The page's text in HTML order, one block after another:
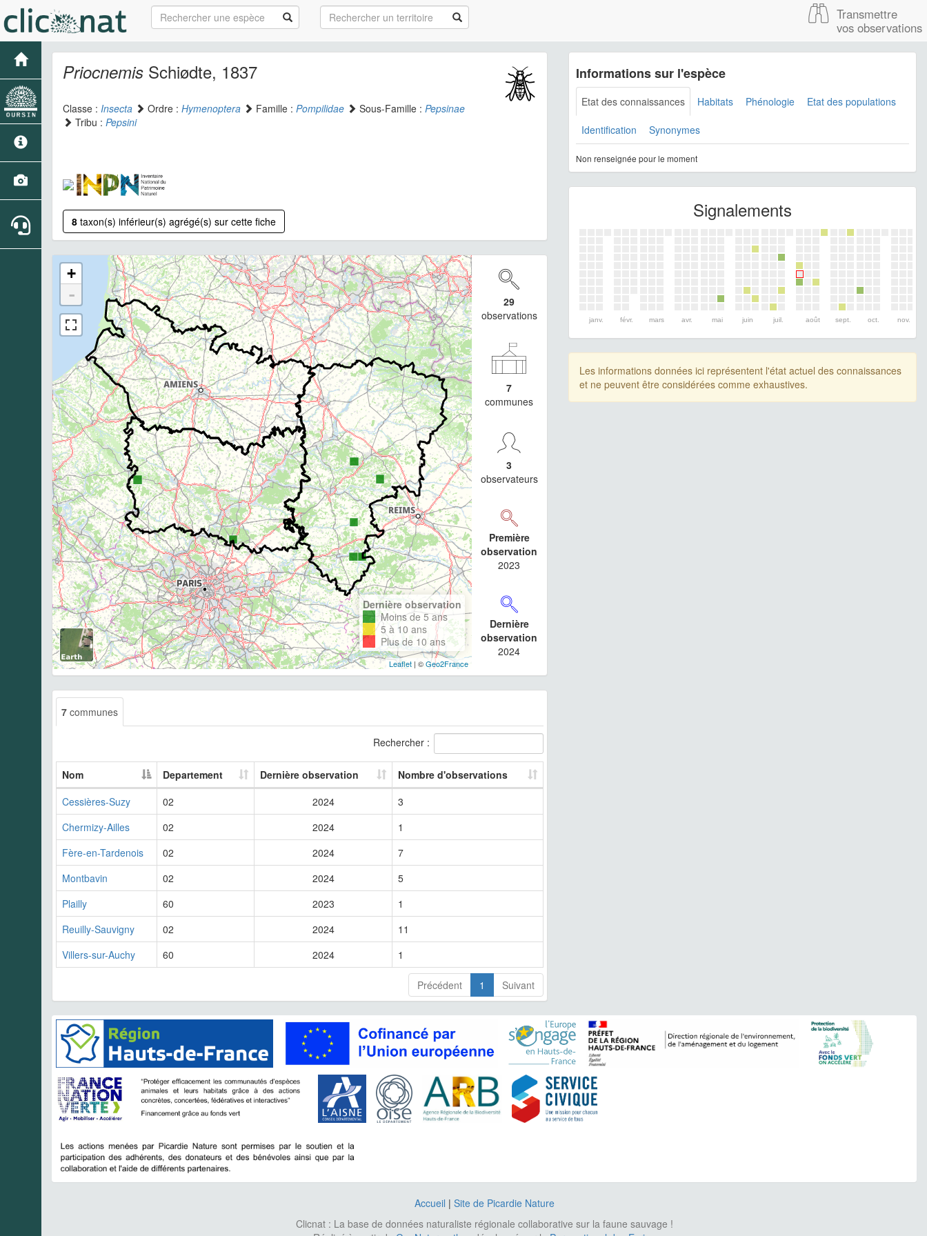
Transmettre
vos observations
Priocnemis Schiødte, 1837
Classe : Insecta Ordre : Hymenoptera Famille : Pompilidae Sous-Famille : Pepsinae
Tribu : Pepsini
8 taxon(s) inférieur(s) agrégé(s) sur cette fiche
+
-
Dernière observation
Moins de 5 ans
5 à 10 ans
Plus de 10 ans
Leaflet| ©Geo2France
29
observations
7
communes
3
observateurs
Première
observation
2023
Dernière
observation
2024
7 communes
Rechercher :
Nom Departement Dernière observation
Nombre d'observations
Cessières-Suzy
02 2024
3
Chermizy-Ailles
02 2024
1
Fère-en-Tardenois
02 2024
7
Montbavin
02 2024
5
Plailly
60 2023
1
Reuilly-Sauvigny
02 2024
11
Villers-sur-Auchy
60 2024 1
Précédent 1 Suivant
Informations sur l'espèce
Etat des connaissances Habitats Phénologie Etat des populations
Identification Synonymes
Non renseignée pour le moment
Signalements
janv. févr. mars avr. mai juin juil. août sept. oct. nov.
Les informations données ici représentent l'état actuel des connaissances
et ne peuvent être considérées comme exhaustives.
Accueil | Site de Picardie Nature
Clicnat : La base de données naturaliste régionale collaborative sur la faune sauvage !